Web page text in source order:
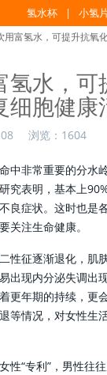
氢水杯 小氢
用富氢水，可提升抗氧
氢水，可
细胞健康
浏览： 1604
中非常重要的分水
究表明，基本上
良症状。这时也是
关注生命健康。
性征逐渐退化，肌
出现内分泌失调出
更年期的持续，更
等情况，对女性生
性“专利”，男性往